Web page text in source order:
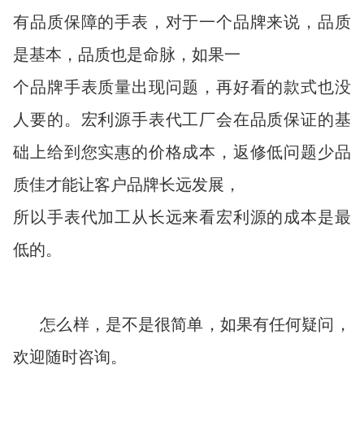
有品质保障的手表，对于一个品牌来说，品质
是基本，品质也是命脉，如果一
个品牌手表质量出现问题，再好看的款式也没
人要的。宏利源手表代工厂会在品质保证的基
础上给到您实惠的价格成本，返修低问题少品
质佳才能让客户品牌长远发展，
所以手表代加工从长远来看宏利源的成本是最
低的。
怎么样，是不是很简单，如果有任何疑问，
欢迎随时咨询。